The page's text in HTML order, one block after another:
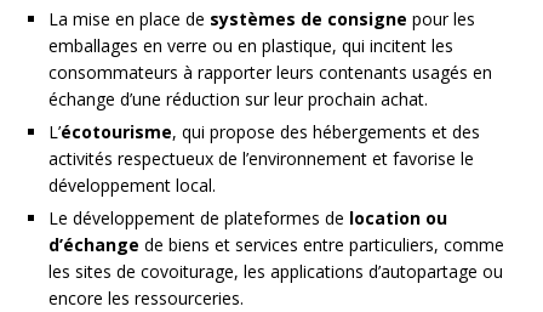
La mise en place de systèmes de consigne pour les
emballages en verre ou en plastique, qui incitent les
consommateurs à rapporter leurs contenants usagés en
échange d’une réduction sur leur prochain achat.
L’écotourisme, qui propose des hébergements et des
activités respectueux de l’environnement et favorise le
développement local.
Le développement de plateformes de location ou
d’échange de biens et services entre particuliers, comme
les sites de covoiturage, les applications d’autopartage ou
encore les ressourceries.